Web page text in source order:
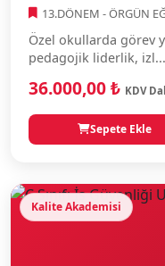
13.DÖNEM - ÖRGÜN
Özel okullarda görev
pedagojik liderlik, izl...
36.000,00 ₺ KDV
Sepete Ekle
Kalite Akademisi